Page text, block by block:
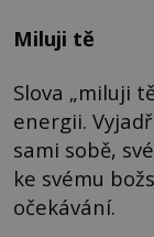
Miluji tě
Slova „miluji
energii.
sami sobě,
ke svému
očekávání.